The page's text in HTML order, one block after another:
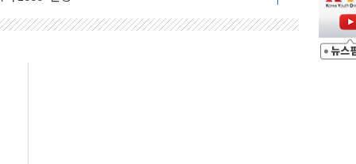
온라인 거래수수료 우대
대경보'…전국 49개 지역으로 확대